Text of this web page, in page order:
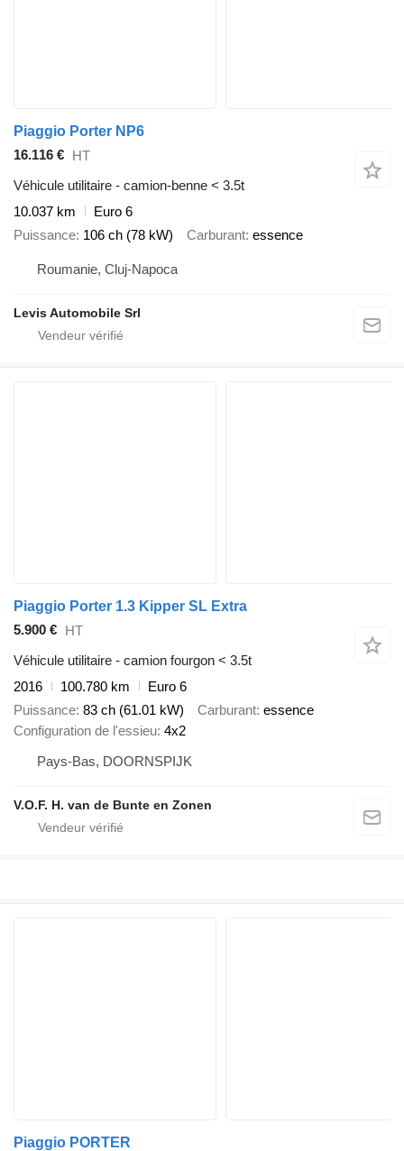
Piaggio Porter NP6
16.116 € HT
Véhicule utilitaire - camion-benne < 3.5t
10.037 km
Euro 6
Puissance 106 ch (78 kW) Carburant essence
Roumanie, Cluj-Napoca
Levis Automobile Srl
Piaggio Porter 1.3 Kipper SL Extra
5.900 €
HT
Véhicule utilitaire - camion fourgon < 3.5t
2016
100.780 km
Euro 6
Puissance 83 ch (61.01 kW) Carburant essence
Configuration de l'essieu 4x2
Pays-Bas, DOORNSPIJK
V.O.F. H. van de Bunte en Zonen
Piaggio PORTER